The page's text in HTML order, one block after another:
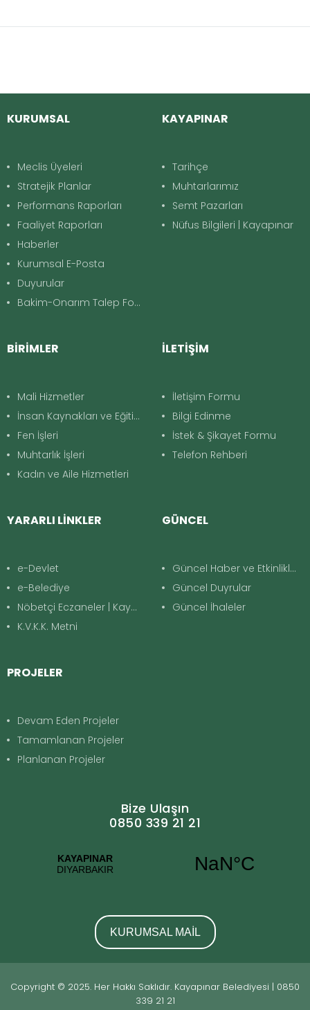
KURUMSAL
Meclis Üyeleri
Stratejik Planlar
Performans Raporları
Faaliyet Raporları
Haberler
Kurumsal E-Posta
Duyurular
Bakim-Onarım Talep Formu
KAYAPINAR
Tarihçe
Muhtarlarımız
Semt Pazarları
Nüfus Bilgileri | Kayapınar
BİRİMLER
Mali Hizmetler
İnsan Kaynakları ve Eğitim
Fen İşleri
Muhtarlık İşleri
Kadın ve Aile Hizmetleri
İLETİŞİM
İletişim Formu
Bilgi Edinme
İstek & Şikayet Formu
Telefon Rehberi
YARARLI LİNKLER
e-Devlet
e-Belediye
Nöbetçi Eczaneler | Kayapınar
K.V.K.K. Metni
GÜNCEL
Güncel Haber ve Etkinlikler
Güncel Duyrular
Güncel İhaleler
PROJELER
Devam Eden Projeler
Tamamlanan Projeler
Planlanan Projeler
Bize Ulaşın
0850 339 21 21
KURUMSAL MAİL
Copyright © 2025. Her Hakkı Saklıdır. Kayapınar Belediyesi | 0850
339 21 21